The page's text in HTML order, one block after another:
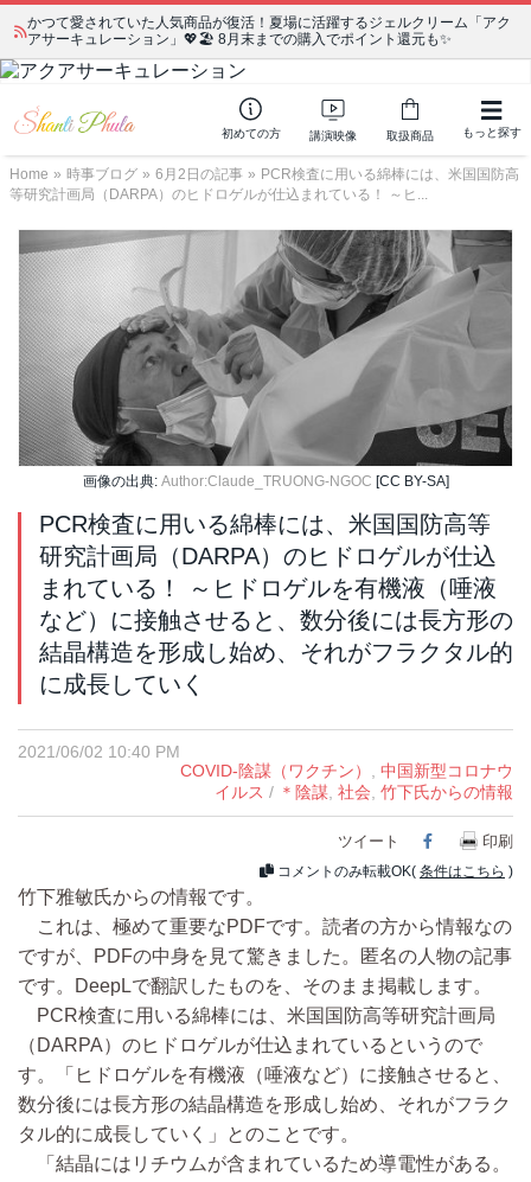
かつて愛されていた人気商品が復活！夏場に活躍するジェルクリーム「アク
アサーキュレーション」💖🏖️ 8月末までの購入でポイント還元も✨
初めての方 講演映像 取扱商品 もっと探す
Home » 時事ブログ » 6月2日の記事 » PCR検査に用いる綿棒には、米国国防高
等研究計画局（DARPA）のヒドロゲルが仕込まれている！ ～ヒ...
画像の出典: Author:Claude_TRUONG-NGOC [CC BY-SA]
PCR検査に用いる綿棒には、米国国防高等
研究計画局（DARPA）のヒドロゲルが仕込
まれている！ ～ヒドロゲルを有機液（唾液
など）に接触させると、数分後には長方形の
結晶構造を形成し始め、それがフラクタル的
に成長していく
2021/06/02 10:40 PM
COVID-陰謀（ワクチン） , 中国新型コロナウ
イルス / ＊陰謀, 社会, 竹下氏からの情報
ツイート Facebook
印刷
コメントのみ転載OK( 条件はこちら )
竹下雅敏氏からの情報です。
これは、極めて重要なPDFです。読者の方から情報なの
ですが、PDFの中身を見て驚きました。匿名の人物の記事
です。DeepLで翻訳したものを、そのまま掲載します。
PCR検査に用いる綿棒には、米国国防高等研究計画局
（DARPA）のヒドロゲルが仕込まれているというので
す。「ヒドロゲルを有機液（唾液など）に接触させると、
数分後には長方形の結晶構造を形成し始め、それがフラク
タル的に成長していく」とのことです。
「結晶にはリチウムが含まれているため導電性がある。